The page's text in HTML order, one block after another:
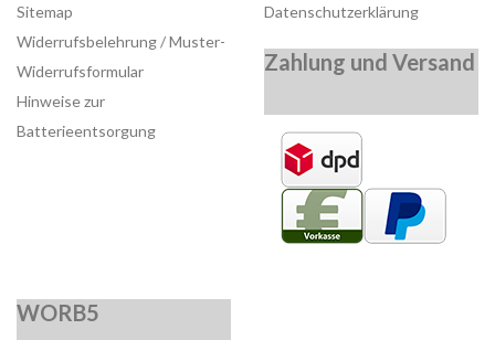
Sitemap
Widerrufsbelehrung / Muster-
Widerrufsformular
Hinweise zur
Batterieentsorgung
Datenschutzerklärung
Zahlung und Versand
WORB5